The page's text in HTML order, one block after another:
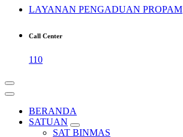
LAYANAN PENGADUAN PROPAM
Call Center
110
BERANDA
SATUAN
SAT BINMAS